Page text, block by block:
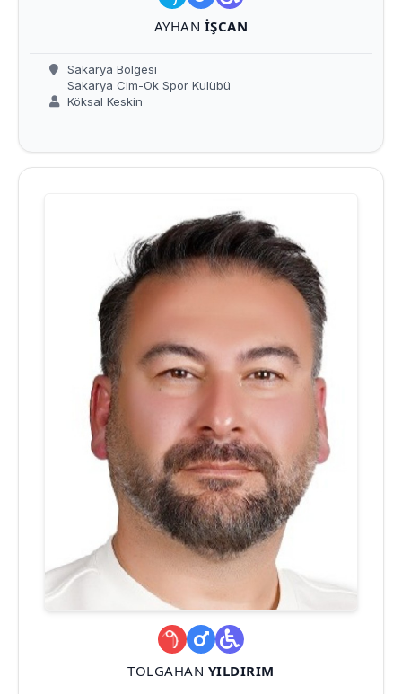
AYHAN İŞCAN
Sakarya Bölgesi
Sakarya Cim-Ok Spor Kulübü
Köksal Keskin
TOLGAHAN YILDIRIM